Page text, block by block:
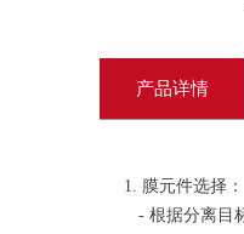
产品详情
卷式膜
1. 膜元件选择：
- 根据分离目